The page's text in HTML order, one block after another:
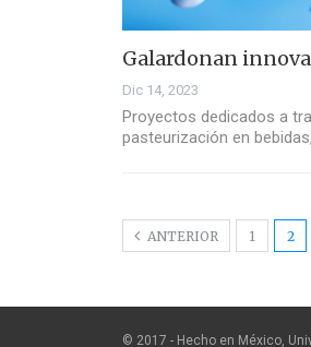
Galardonan
Dic 14, 2023
Proyectos dedicados a
pasteurización en
ANTERIOR 1 2
© 2017 - Hecho en México,